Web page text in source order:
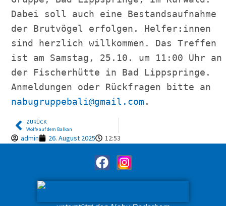
Dabei soll auch eine Bestandsaufnahme
der Brutvögel erfolgen. Helfer:innen
sind herzlich willkommen. Das Treffen
ist am Samstag, 25.10. um 11:00 Uhr an
der Fischerhütte in Bad Lippspringe.
nabugruppebali@gmail.com
ZURÜCK
Wölfe auf dem Balkan
admin 26. August 2025 12:53